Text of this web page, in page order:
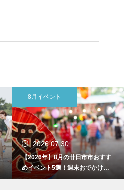
8月イベント
2026.07.30
【2026年】8月の廿日市市おすす
めイベント5選！週末おでかけガ
イド